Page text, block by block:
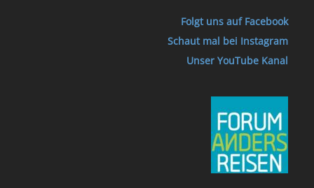
Folgt uns auf Facebook
Schaut mal bei Instagram
Unser YouTube Kanal